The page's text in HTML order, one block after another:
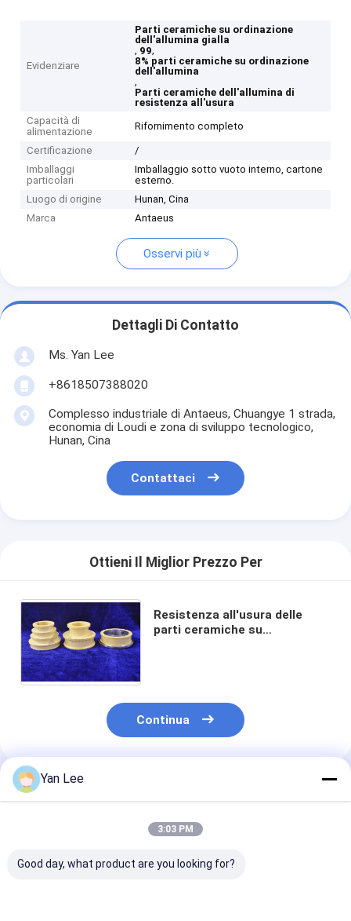
Evidenziare
Parti ceramiche su ordinazione
dell'allumina gialla
, 99,
8% parti ceramiche su ordinazione
dell'allumina
,
Parti ceramiche dell'allumina di
resistenza all'usura
Capacità di
alimentazione
Rifornimento completo
Certificazione
/
Imballaggi
particolari
Imballaggio sotto vuoto interno, cartone
esterno.
Luogo di origine
Hunan, Cina
Marca
Antaeus
Osservi più
Dettagli Di Contatto
Ms. Yan Lee
+8618507388020
Complesso industriale di Antaeus, Chuangye 1 strada,
economia di Loudi e zona di sviluppo tecnologico,
Hunan, Cina
Contattaci
Ottieni Il Miglior Prezzo Per
Resistenza all'usura delle
parti ceramiche su
Continua
Prodotti Raccomandati
Yan Lee
3:03 PM
Good day, what product are you looking for?